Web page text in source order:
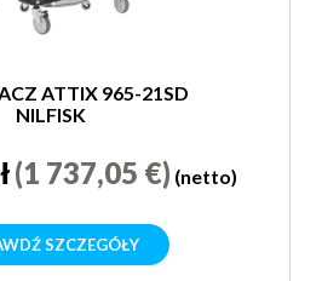
ATTIX 965-21SD
NILFISK
(1 737,05 €) (netto)
SZCZEGÓŁY